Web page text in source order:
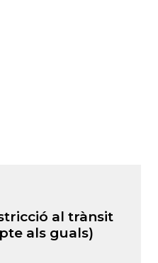
al trànsit
als guals)